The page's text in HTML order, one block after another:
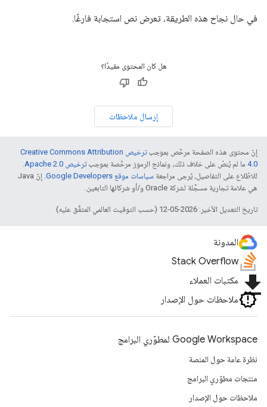
في حال نجاح هذه الطريقة، تعرض نص استجابة فارغًا.
هل كان المحتوى مفيدًا؟
إرسال ملاحظات
إنّ محتوى هذه الصفحة مرخّص بموجب
ترخيص Creative Commons Attribution
4.0‏ ما لم يُنصّ على خلاف ذلك، ونماذج الرموز مرخّصة بموجبترخيص Apache 2.0‏
.
للاطّلاع على التفاصيل، يُرجى مراجعة سياسات موقع Google Developers‏
. إنّ Java
هي علامة تجارية مسجَّلة لشركة Oracle و/أو شركائها التابعين.
تاريخ التعديل الأخير: 2026-05-12 (حسب التوقيت العالمي المتفَّق عليه)
المدونة
Stack Overflow
file_download مكتبات العملاء
ملاحظات حول الإصدار
Google Workspace لمطوّري البرامج
نظرة عامة حول المنصة
منتجات مطوّري البرامج
ملاحظات حول الإصدار